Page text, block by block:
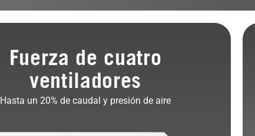
Fuerza de cuatro
ventiladores
Hasta un 20% de caudal y presión de aire